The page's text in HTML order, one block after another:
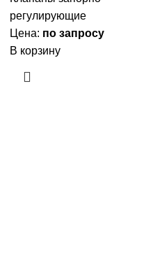
регулирующие
Цена: по запросу
В корзину